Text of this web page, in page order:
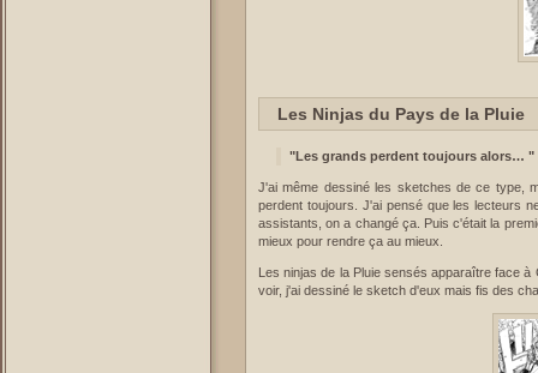
Les Ninjas du Pays de la Pluie
"Les grands perdent toujours alors… "
J'ai même dessiné les sketches de ce type,
perdent toujours. J'ai pensé que les lecteurs
assistants, on a changé ça. Puis c'était la
mieux pour rendre ça au mieux.
Les ninjas de la Pluie sensés apparaître face
voir, j'ai dessiné le sketch d'eux mais fis des